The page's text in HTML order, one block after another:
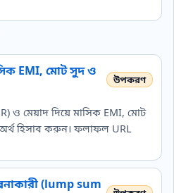
EMI, মোট সুদ ও
ও মেয়াদ দিয়ে মাসিক EMI, মোট
হিসাব করুন। ফলাফল URL
(lump sum